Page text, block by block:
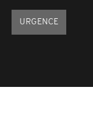
URGENCE